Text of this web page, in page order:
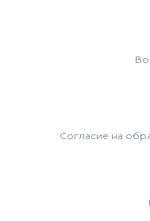
Согласие на